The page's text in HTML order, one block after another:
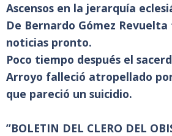
Ascensos en la jerarquía
De Bernardo Gómez
noticias pronto.
Poco tiempo después el
Arroyo falleció atropellado
que pareció un suicidio.
”BOLETIN DEL CLERO DEL